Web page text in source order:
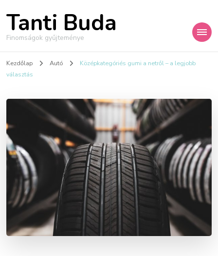
Tanti Buda
Finomságok gyűjteménye
Kezdőlap Autó
Középkategóriés gumi a netről – a legjobb
választás